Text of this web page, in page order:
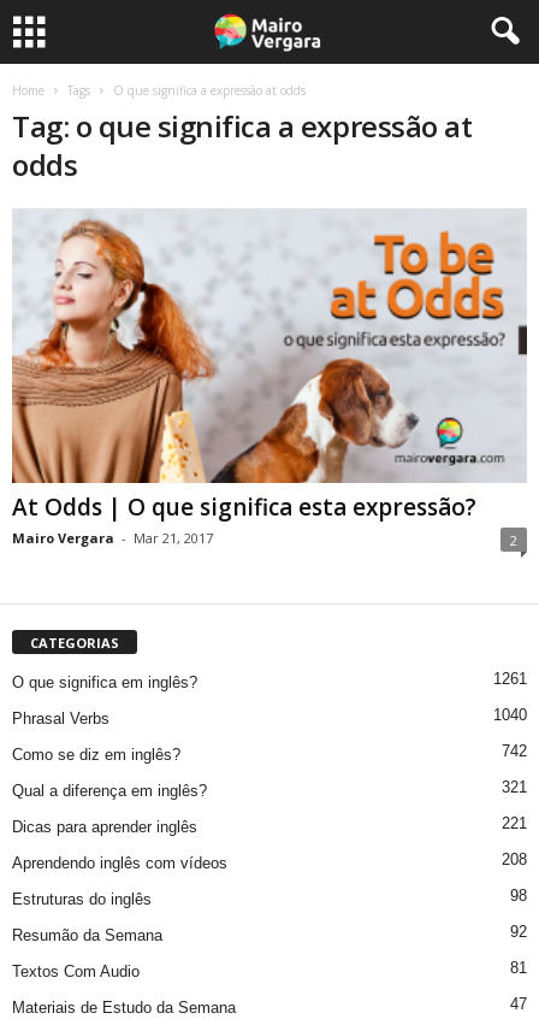
Home Tags O que significa a expressão at odds
Tag: o que significa a expressão at
odds
At Odds | O que significa esta expressão?
Mairo Vergara - Mar 21, 2017 2
CATEGORIAS
O que significa em inglês? 1261
Phrasal Verbs 1040
Como se diz em inglês? 742
Qual a diferença em inglês? 321
Dicas para aprender inglês 221
Aprendendo inglês com vídeos 208
Estruturas do inglês 98
Resumão da Semana 92
Textos Com Audio 81
Materiais de Estudo da Semana 47